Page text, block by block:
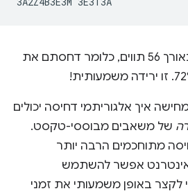
ההודעה החדשה היא באורך 56 תווים, כלומר דחסתם את
איך אלגוריתמי דחיסה יכולים
משאבים מבוססי-טקסט.
מתוחכמים הרבה יותר
אפשר להשתמש
באופן משמעותי את זמני